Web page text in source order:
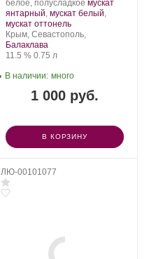
Производитель:
Золотая
Балка.
белое, полусладкое .
Сорт
мускат
янтарный, мускат белый,
мускат оттонель.
Регион:
Крым, Севастополь,
Балаклава
Крепость
11.5 %. Объем
0.75 л
1 000 руб.
В наличии: много
В КОРЗИНУ
ЛЮ-00101077